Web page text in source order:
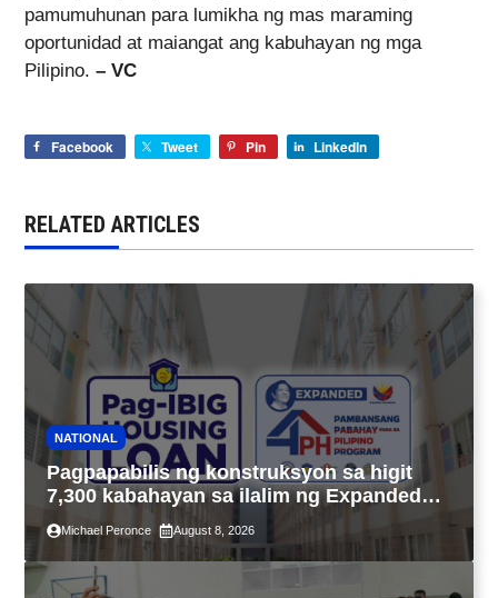
pamumuhunan para lumikha ng mas maraming
oportunidad at maiangat ang kabuhayan ng mga
Pilipino. – VC
Facebook Tweet Pin LinkedIn
RELATED ARTICLES
NATIONAL
Pagpapabilis ng konstruksyon sa higit
7,300 kabahayan sa ilalim ng Expanded
4PH, posible na sa pagtutulungan ng Pag-
IBIG at P.A. Alvarez
Michael Peronce August 8, 2026